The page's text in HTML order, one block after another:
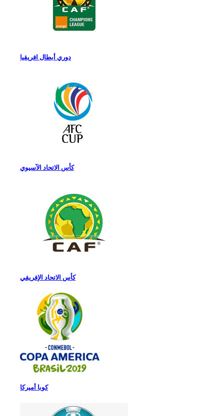
دوري أبطال افريقيا
كأس الاتحاد الآسيوي
كأس الاتحاد الإفريقي
كوبا أميركا